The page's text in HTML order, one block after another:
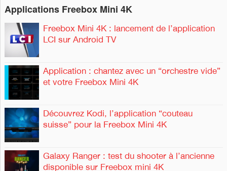
Applications Freebox Mini 4K
Freebox Mini 4K : lancement de l’application
LCI sur Android TV
Application : chantez avec un “orchestre vide”
et votre Freebox Mini 4K
Découvrez Kodi, l’application “couteau
suisse” pour la Freebox Mini 4K
Galaxy Ranger : test du shooter à l’ancienne
disponible sur Freebox mini 4K